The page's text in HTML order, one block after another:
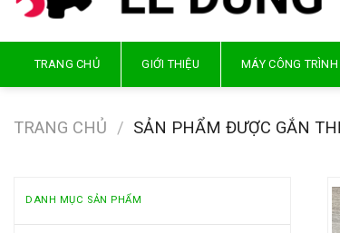
TRANG CHỦ GIỚI THIỆU MÁY CÔNG TRÌNH
TRANG CHỦ / SẢN PHẨM ĐƯỢC GẮN
DANH MỤC SẢN PHẨM